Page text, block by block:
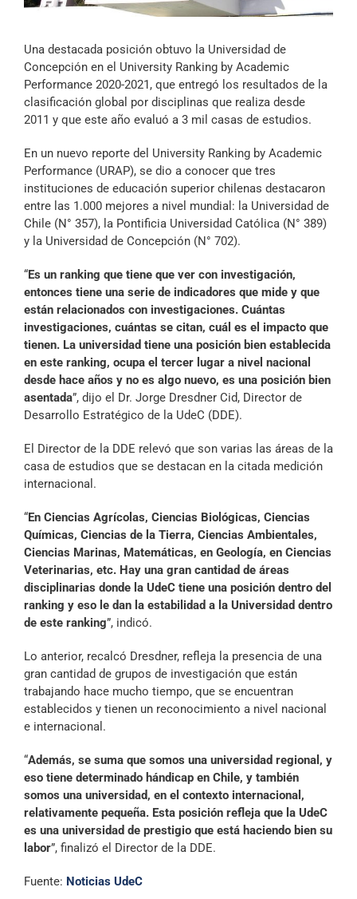
Archivo Sonoro
Una destacada posición obtuvo la Universidad de
Concepción en el University Ranking by Academic
Performance 2020-2021, que entregó los resultados de la
clasificación global por disciplinas que realiza desde
2011 y que este año evaluó a 3 mil casas de estudios.
En un nuevo reporte del University Ranking by Academic
Performance (URAP), se dio a conocer que tres
instituciones de educación superior chilenas destacaron
entre las 1.000 mejores a nivel mundial: la Universidad de
Chile (N° 357), la Pontificia Universidad Católica (N° 389)
y la Universidad de Concepción (N° 702).
“Es un ranking que tiene que ver con investigación,
entonces tiene una serie de indicadores que mide y que
están relacionados con investigaciones. Cuántas
investigaciones, cuántas se citan, cuál es el impacto que
tienen. La universidad tiene una posición bien establecida
en este ranking, ocupa el tercer lugar a nivel nacional
desde hace años y no es algo nuevo, es una posición bien
asentada”, dijo el Dr. Jorge Dresdner Cid, Director de
Desarrollo Estratégico de la UdeC (DDE).
El Director de la DDE relevó que son varias las áreas de la
casa de estudios que se destacan en la citada medición
internacional.
“En Ciencias Agrícolas, Ciencias Biológicas, Ciencias
Químicas, Ciencias de la Tierra, Ciencias Ambientales,
Ciencias Marinas, Matemáticas, en Geología, en Ciencias
Veterinarias, etc. Hay una gran cantidad de áreas
disciplinarias donde la UdeC tiene una posición dentro del
ranking y eso le dan la estabilidad a la Universidad dentro
de este ranking”, indicó.
Lo anterior, recalcó Dresdner, refleja la presencia de una
gran cantidad de grupos de investigación que están
trabajando hace mucho tiempo, que se encuentran
establecidos y tienen un reconocimiento a nivel nacional
e internacional.
“Además, se suma que somos una universidad regional, y
eso tiene determinado hándicap en Chile, y también
somos una universidad, en el contexto internacional,
relativamente pequeña. Esta posición refleja que la UdeC
es una universidad de prestigio que está haciendo bien su
labor”, finalizó el Director de la DDE.
Fuente: Noticias UdeC